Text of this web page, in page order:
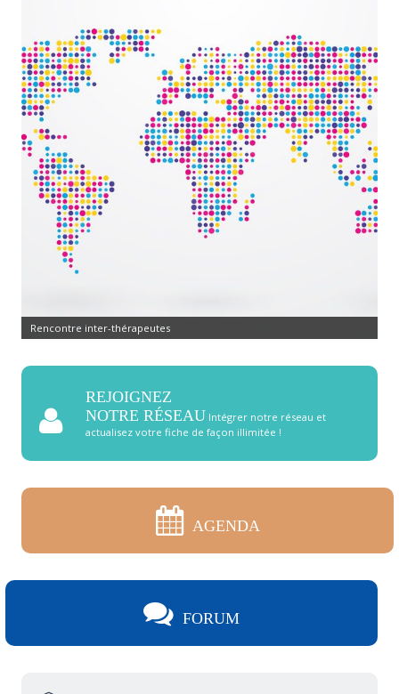
Rencontre inter-thérapeutes
REJOIGNEZ
NOTRE RÉSEAU Intégrer notre réseau et
actualisez votre fiche de façon illimitée !
AGENDA
FORUM